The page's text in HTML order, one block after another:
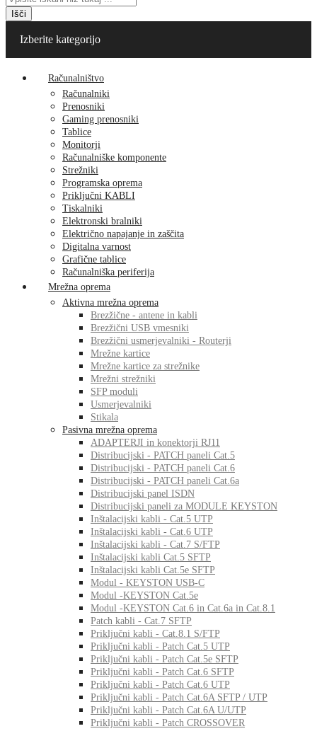
Išči
Izberite kategorijo
Računalništvo
Računalniki
Prenosniki
Gaming prenosniki
Tablice
Monitorji
Računalniške komponente
Strežniki
Programska oprema
Priključni KABLI
Tiskalniki
Elektronski bralniki
Električno napajanje in zaščita
Digitalna varnost
Grafične tablice
Računalniška periferija
Mrežna oprema
Aktivna mrežna oprema
Brezžične - antene in kabli
Brezžični USB vmesniki
Brezžični usmerjevalniki - Routerji
Mrežne kartice
Mrežne kartice za strežnike
Mrežni strežniki
SFP moduli
Usmerjevalniki
Stikala
Pasivna mrežna oprema
ADAPTERJI in konektorji RJ11
Distribucijski - PATCH paneli Cat.5
Distribucijski - PATCH paneli Cat.6
Distribucijski - PATCH paneli Cat.6a
Distribucijski panel ISDN
Distribucijski paneli za MODULE KEYSTON
Inštalacijski kabli - Cat.5 UTP
Inštalacijski kabli - Cat.6 UTP
Inštalacijski kabli - Cat.7 S/FTP
Inštalacijski kabli Cat.5 SFTP
Inštalacijski kabli Cat.5e SFTP
Modul - KEYSTON USB-C
Modul -KEYSTON Cat.5e
Modul -KEYSTON Cat.6 in Cat.6a in Cat.8.1
Patch kabli - Cat.7 SFTP
Priključni kabli - Cat.8.1 S/FTP
Priključni kabli - Patch Cat.5 UTP
Priključni kabli - Patch Cat.5e SFTP
Priključni kabli - Patch Cat.6 SFTP
Priključni kabli - Patch Cat.6 UTP
Priključni kabli - Patch Cat.6A SFTP / UTP
Priključni kabli - Patch Cat.6A U/UTP
Priključni kabli - Patch CROSSOVER